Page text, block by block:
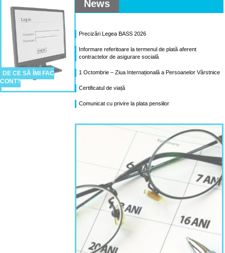
DE CE SĂ ÎMI FAC
CONT?
News
Precizări Legea BASS 2026
Informare referitoare la termenul de plată aferent
contractelor de asigurare socială
1 Octombrie – Ziua Internațională a Persoanelor Vârstnice
Certificatul de viață
Comunicat cu privire la plata pensiilor